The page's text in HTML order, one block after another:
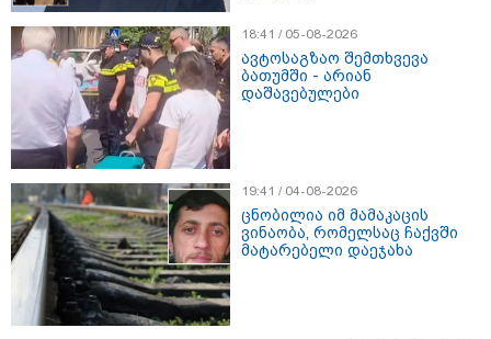
08:59 / 06-08-2026
"კი, ასეთი პროცედურით უნდა
დაეკავებინათ,
არასრულწლოვანის
შემთხვევაშიც, უფრო მსუბუქი
ვარიანტი ძნელი
წარმოსადგენია..." - იურისტი ნია
იმნაძის თემაზე
12:38 / 05-08-2026
იტალიაში ქალმა, ლატარიის
ბილეთი, რომელმაც 1 მლნ
მოიგო, შემთხვევით ნაგავში
გადააგდო - ის დასუფთავების
სამსახურის თანამშრომლებმა
18:41 / 05-08-2026
ავტოსაგზაო შემთხვევა
ბათუმში - არიან
დაშავებულები
19:41 / 04-08-2026
ცნობილია იმ მამაკაცის
ვინაობა, რომელსაც ჩაქვში
მატარებელი დაეჯახა